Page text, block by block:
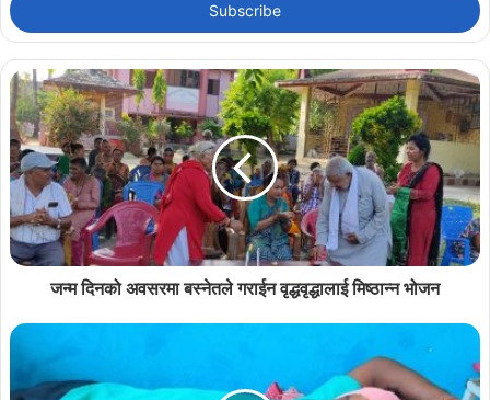
address
जन्म दिनको अवसरमा बस्नेतले गराईन वृद्धवृद्धालाई मिष्ठान्न भोजन